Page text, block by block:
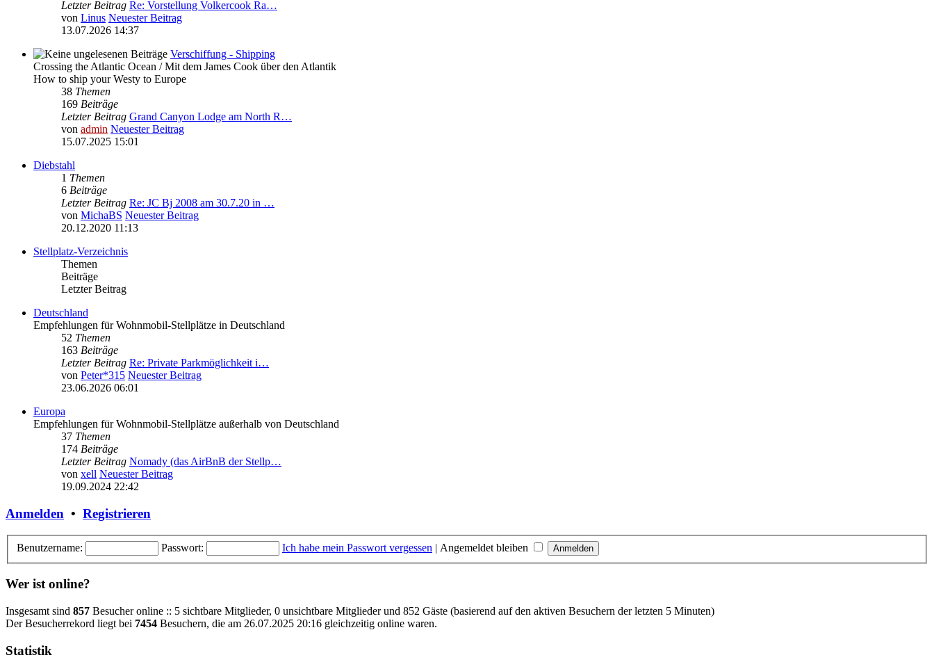
Letzter Beitrag Re: Vorstellung Volkercook Ra…
von Linus Neuester Beitrag
13.07.2026 14:37
Verschiffung - Shipping
Crossing the Atlantic Ocean / Mit dem James Cook über den Atlantik
How to ship your Westy to Europe
38 Themen
169 Beiträge
Letzter Beitrag Grand Canyon Lodge am North R…
von admin Neuester Beitrag
15.07.2025 15:01
Diebstahl
1 Themen
6 Beiträge
Letzter Beitrag Re: JC Bj 2008 am 30.7.20 in …
von MichaBS Neuester Beitrag
20.12.2020 11:13
Stellplatz-Verzeichnis
Themen
Beiträge
Letzter Beitrag
Deutschland
Empfehlungen für Wohnmobil-Stellplätze in Deutschland
52 Themen
163 Beiträge
Letzter Beitrag Re: Private Parkmöglichkeit i…
von Peter*315 Neuester Beitrag
23.06.2026 06:01
Europa
Empfehlungen für Wohnmobil-Stellplätze außerhalb von Deutschland
37 Themen
174 Beiträge
Letzter Beitrag Nomady (das AirBnB der Stellp…
von xell Neuester Beitrag
19.09.2024 22:42
Anmelden • Registrieren
Benutzername: Passwort: Ich habe mein Passwort vergessen | Angemeldet bleiben
Wer ist online?
Insgesamt sind 857 Besucher online :: 5 sichtbare Mitglieder, 0 unsichtbare Mitglieder und 852 Gäste (basierend auf den aktiven Besuchern der letzten 5 Minuten)
Der Besucherrekord liegt bei 7454 Besuchern, die am 26.07.2025 20:16 gleichzeitig online waren.
Statistik